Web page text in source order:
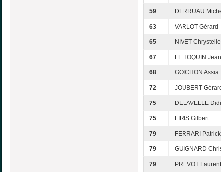
59 DERRUAU
63 VARLOT Gérard
65 NIVET Chrystelle
67 LE TOQUIN
68 GOICHON Assia
72 JOUBERT
75 DELAVELLE
75 LIRIS Gilbert
79 FERRARI Patrick
79 GUIGNARD
79 PREVOT Laurent